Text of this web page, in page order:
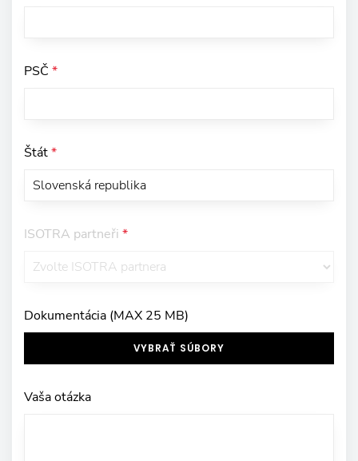
PSČ *
Štát*
ISOTRA partneři *
Dokumentácia (MAX 25 MB)
VYBRAŤ SÚBORY
Vaša otázka